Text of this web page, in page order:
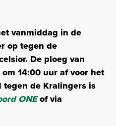
vanmiddag in de
op tegen de
De ploeg van
14:00 uur af voor het
de Kralingers is
ONEof via